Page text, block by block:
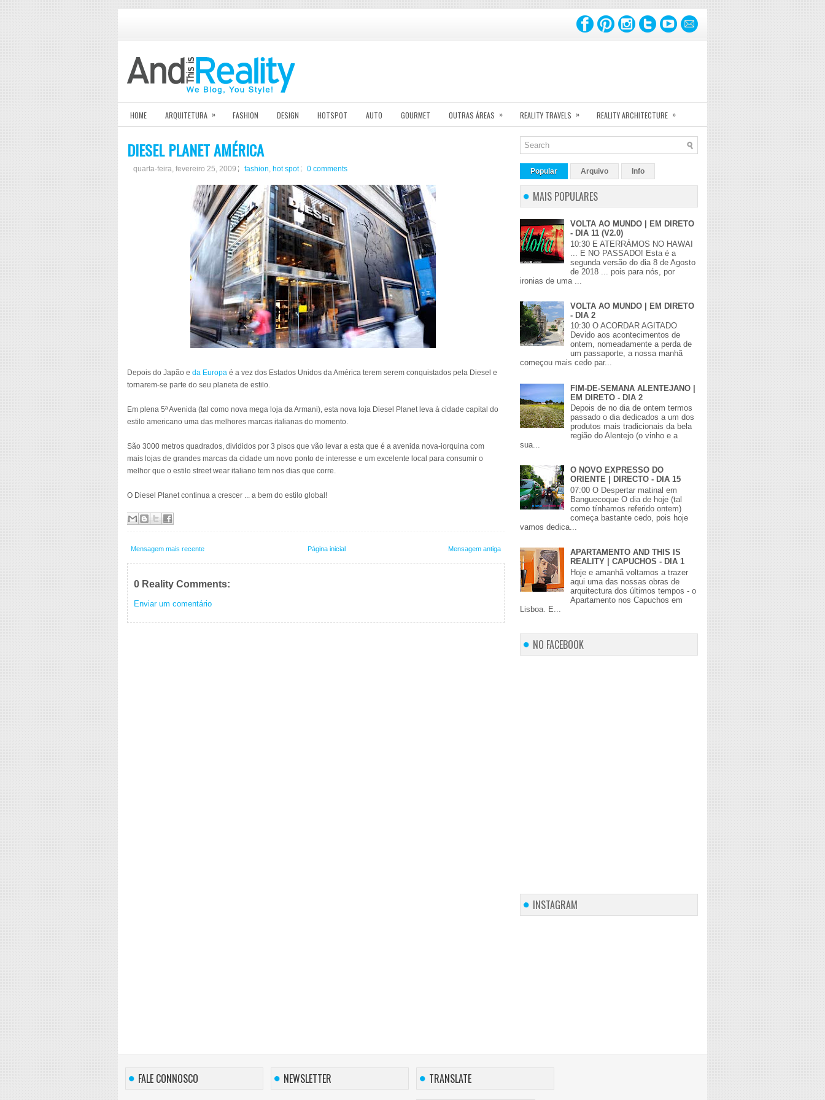
HOME ARQUITETURA » FASHION DESIGN HOTSPOT AUTO GOURMET OUTRAS ÁREAS » REALITY TRAVELS » REALITY ARCHITECTURE »
DIESEL PLANET AMÉRICA
quarta-feira, fevereiro 25, 2009 fashion, hot spot 0 comments
Depois do Japão e da Europa é a vez dos Estados Unidos da América terem serem conquistados pela Diesel e
tornarem-se parte do seu planeta de estilo.
Em plena 5ª Avenida (tal como nova mega loja da Armani), esta nova loja Diesel Planet leva à cidade capital do
estilo americano uma das melhores marcas italianas do momento.
São 3000 metros quadrados, divididos por 3 pisos que vão levar a esta que é a avenida nova-iorquina com
mais lojas de grandes marcas da cidade um novo ponto de interesse e um excelente local para consumir o
melhor que o estilo street wear italiano tem nos dias que corre.
O Diesel Planet continua a crescer ... a bem do estilo global!
Mensagem mais recente Mensagem antiga
Página inicial
0 Reality Comments:
Enviar um comentário
Popular Arquivo Info
MAIS POPULARES
VOLTA AO MUNDO | EM DIRETO
- DIA 11 (V2.0)
10:30 E ATERRÁMOS NO HAWAI
... E NO PASSADO! Esta é a
segunda versão do dia 8 de Agosto
de 2018 ... pois para nós, por
ironias de uma ...
VOLTA AO MUNDO | EM DIRETO
- DIA 2
10:30 O ACORDAR AGITADO
Devido aos acontecimentos de
ontem, nomeadamente a perda de
um passaporte, a nossa manhã
começou mais cedo par...
FIM-DE-SEMANA ALENTEJANO |
EM DIRETO - DIA 2
Depois de no dia de ontem termos
passado o dia dedicados a um dos
produtos mais tradicionais da bela
região do Alentejo (o vinho e a
sua...
O NOVO EXPRESSO DO
ORIENTE | DIRECTO - DIA 15
07:00 O Despertar matinal em
Banguecoque O dia de hoje (tal
como tínhamos referido ontem)
começa bastante cedo, pois hoje
vamos dedica...
APARTAMENTO AND THIS IS
REALITY | CAPUCHOS - DIA 1
Hoje e amanhã voltamos a trazer
aqui uma das nossas obras de
arquitectura dos últimos tempos - o
Apartamento nos Capuchos em
Lisboa. E...
NO FACEBOOK
INSTAGRAM
FALE CONNOSCO NEWSLETTER TRANSLATE